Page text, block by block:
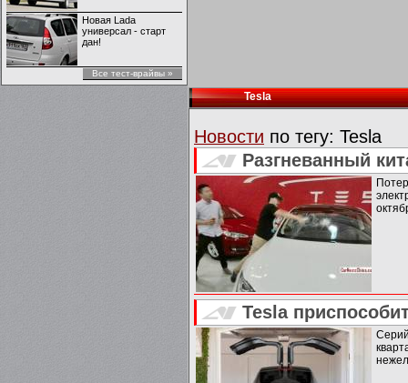
Новая Lada
универсал - старт
дан!
Все тест-врайвы »
Tesla
Новости по тегу: Tesla
Разгневанный
Tesla